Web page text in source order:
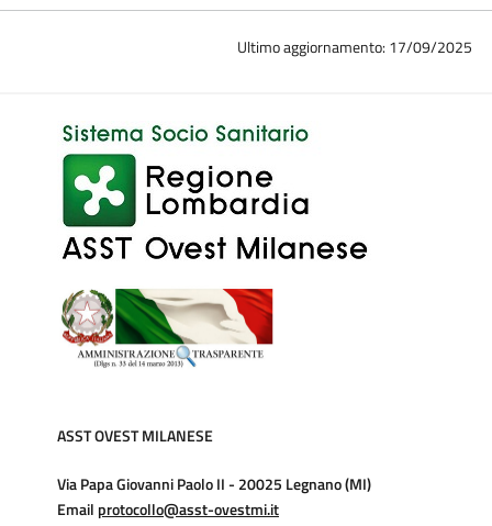
Ultimo aggiornamento: 17/09/2025
ASST OVEST MILANESE
Via Papa Giovanni Paolo II - 20025 Legnano (MI)
Email protocollo@asst-ovestmi.it